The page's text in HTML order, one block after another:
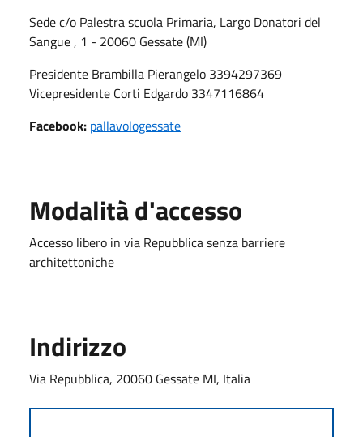
Sede c/o Palestra scuola Primaria, Largo Donatori del
Sangue , 1 - 20060 Gessate (MI)
Presidente Brambilla Pierangelo 3394297369
Vicepresidente Corti Edgardo 3347116864
Facebook: pallavologessate
Modalità d'accesso
Accesso libero in via Repubblica senza barriere
architettoniche
Indirizzo
Via Repubblica, 20060 Gessate MI, Italia